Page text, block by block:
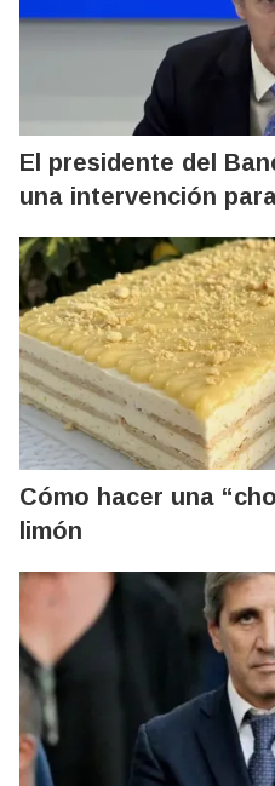
El presidente del
una intervención
Cómo hacer una
limón